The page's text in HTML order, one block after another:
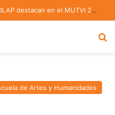
Estudiantes STEM de la UDLAP destacan en el MUTVI 2026
de Artes y Humanidades